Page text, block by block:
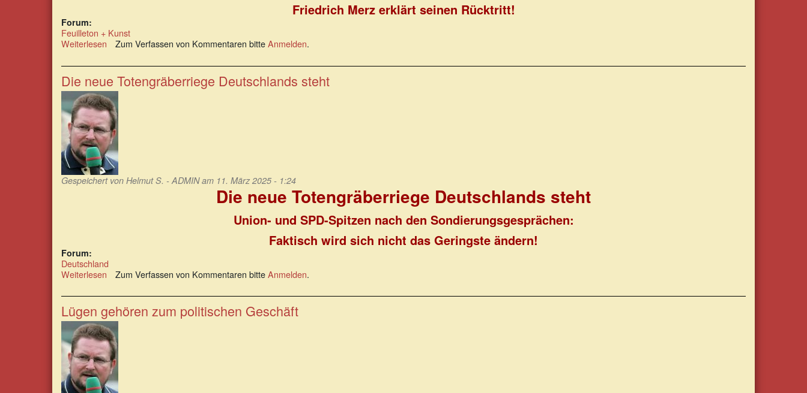
Friedrich Merz erklärt seinen Rücktritt!
Forum:
Feuilleton + Kunst
Weiterlesen über
Ich
danke
für
Ihre
Aufmerksamkeit
–
und
tschüss
Zum Verfassen von Kommentaren bitteAnmelden.
Die neue Totengräberriege Deutschlands steht
Gespeichert von Helmut S. - ADMINam 11. März 2025 - 1:24
Die neue Totengräberriege Deutschlands steht
Union- und SPD-Spitzen nach den Sondierungsgesprächen:
Faktisch wird sich nicht das Geringste ändern!
Forum:
Deutschland
Weiterlesen über
neue
Totengräberriege
Deutschlands
steht
Zum Verfassen von Kommentaren bitteAnmelden.
Lügen gehören zum politischen Geschäft